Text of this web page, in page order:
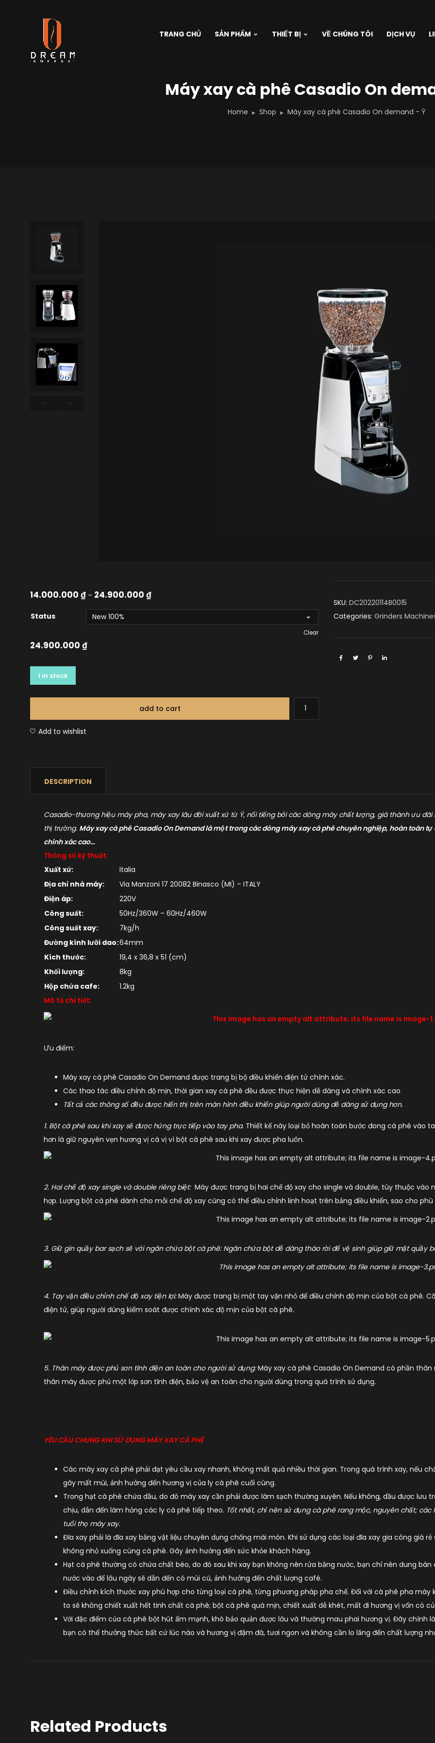
TRANG CHỦ SẢN PHẨM THIẾT BỊ VỀ CHÚNG TÔI DỊCH VỤ
Máy xay cà phê Casadio On
Home Shop Máy xay cà phê Casadio On demand - Ý
14.000.000 ₫ – 24.900.000 ₫
Status
Clear
24.900.000 ₫
1 in stock
add to cart
Add to wishlist
SKU: DC20220114B0015
Categories: Grinders
DESCRIPTION
Casadio-thương hiệu máy pha, máy xay lâu đời xuất xứ từ Ý, nổi tiếng bởi các dòng máy chất lượng, giá thành ưu
thị trường. Máy xay cà phê Casadio On Demand là một trong các dòng máy xay cà phê chuyên nghiệp, hoàn toàn
chính xác cao…
Thông số kỹ thuật:
Xuất xứ:
Italia
Địa chỉ nhà máy:
Via Manzoni 17 20082 Binasco (MI) – ITALY
Điện áp:
220V
Công suất:
50Hz/360W – 60Hz/460W
Công suất xay:
7kg/h
Đường kính lưỡi dao:64mm
Kích thước:
19,4 x 36,8 x 51 (cm)
Khối lượng:
8kg
Hộp chứa cafe:
1.2kg
Mô tả chi tiết:
Ưu điểm:
Máy xay cà phê Casadio On Demand được trang bị bộ điều khiển điện tử chính xác.
Các thao tác điều chỉnh độ mịn, thời gian xay cà phê đều được thực hiện dễ dàng và chính xác cao
Tất cả các thông số đều được hiển thị trên màn hình điều khiển giúp người dùng dễ dàng sử dụng hơn.
1. Bột cà phê sau khi xay sẽ được hứng trực tiếp vào tay pha. Thiết kế này loại bỏ hoàn toàn bước đong cà phê vào
hơn là giữ nguyên vẹn hương vị cà vị vì bột cà phê sau khi xay được pha luôn.
2. Hai chế độ xay single và double riêng biệt: Máy được trang bị hai chế độ xay cho single và double, tùy thuộc vào
hợp. Lượng bột cà phê dành cho mỗi chế độ xay cũng có thể điều chỉnh linh hoạt trên bảng điều khiển, sao cho
3. Giữ gìn quầy bar sạch sẽ với ngăn chứa bột cà phê: Ngăn chứa bột dễ dàng tháo rời để vệ sinh giúp giữ mặt quầy
4. Tay vặn điều chỉnh chế độ xay tiện lợi:Máy được trang bị một tay vặn nhỏ để điều chỉnh độ mịn của bột cà phê.
điện tử, giúp người dùng kiểm soát được chính xác độ mịn của bột cà phê.
5. Thân máy được phủ sơn tĩnh điện an toàn cho người sử dụng:Máy xay cà phê Casadio On Demand có phần
thân máy được phủ một lớp sơn tĩnh điện, bảo vệ an toàn cho người dùng trong quá trình sử dụng.
YÊU CẦU CHUNG KHI SỬ DỤNG MÁY XAY CÀ PHÊ
Các máy xay cà phê phải đạt yêu cầu xay nhanh, không mất quá nhiều thời gian. Trong quá trình xay, nếu
gây mất mùi, ảnh hưởng đến hương vị của ly cà phê cuối cùng.
Trong hạt cà phê chứa dầu, do đó máy xay cần phải được làm sạch thường xuyên. Nếu không, dầu được lưu
chịu, dẫn đến làm hỏng các ly cà phê tiếp theo. Tốt nhất, chỉ nên sử dụng cà phê rang mộc, nguyên chất;
tuổi thọ máy xay.
Đĩa xay phải là đĩa xay bằng vật liệu chuyên dụng chống mài mòn. Khi sử dụng các loại đĩa xay gia công giá
không nhỏ xuống cùng cà phê. Gây ảnh hưởng đến sức khỏe khách hàng.
Hạt cà phê thường có chứa chất béo, do đó sau khi xay bạn không nên rửa bằng nước, bạn chỉ nên dung
nước vào để lâu ngày sẽ dẫn đến có mùi cũ, ảnh hưởng đến chất lượng café.
Điều chỉnh kích thước xay phù hợp cho từng loại cà phê, từng phương pháp pha chế. Đối với cà phê pha
to sẽ không chiết xuất hết tinh chất cà phê; bột cà phê quá mịn, chiết xuất dễ khét, mất đi hương vị vốn có
Với đặc điểm của cà phê bột hút ẩm mạnh, khó bảo quản được lâu và thường mau phai hương vị. Đây chính
bạn có thể thưởng thức bất cứ lúc nào và hương vị đậm đà, tươi ngon và không cần lo lắng đến chất lượng
Related Products